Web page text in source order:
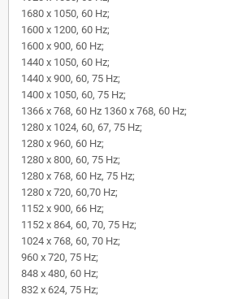
1680 x 1050, 60 Hz;
1600 x 1200, 60 Hz;
1600 x 900, 60 Hz;
1440 x 1050, 60 Hz;
1440 x 900, 60, 75 Hz;
1400 x 1050, 60, 75 Hz;
1366 x 768, 60 Hz 1360 x 768, 60 Hz;
1280 x 1024, 60, 67, 75 Hz;
1280 x 960, 60 Hz;
1280 x 800, 60, 75 Hz;
1280 x 768, 60 Hz, 75 Hz;
1280 x 720, 60,70 Hz;
1152 x 900, 66 Hz;
1152 x 864, 60, 70, 75 Hz;
1024 x 768, 60, 70 Hz;
960 x 720, 75 Hz;
848 x 480, 60 Hz;
832 x 624, 75 Hz;